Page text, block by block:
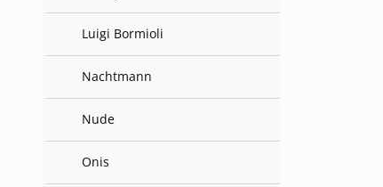
Luigi Bormioli
Nachtmann
Nude
Onis